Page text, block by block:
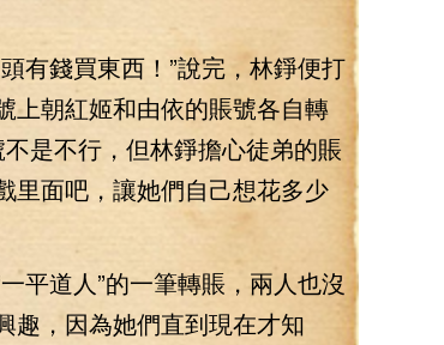
錢買東西！”說完，林錚便打
上朝紅姬和由依的賬號各自轉
是不行，但林錚擔心徒弟的賬
里面吧，讓她們自己想花多少
道人”的一筆轉賬，兩人也沒
趣，因為她們直到現在才知